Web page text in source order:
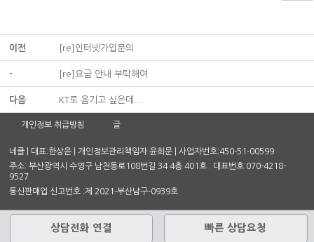
이전 [re]인터넷가입문의
- [re]요금 안내 부탁해여
다음 KT로 옴기고 싶은데...
개인정보 취급방침 글
네클 | 대표:한상윤 | 개인정보관리책임자:윤희문 | 사업자번호:450-51-00599
주소: 부산광역시 수영구 남천동로108번길 34 4층 401호 : 대표번호:070-4218-
9527
통신판매업 신고번호 :제 2021-부산남구-0939호
상담전화 연결 빠른 상담요청